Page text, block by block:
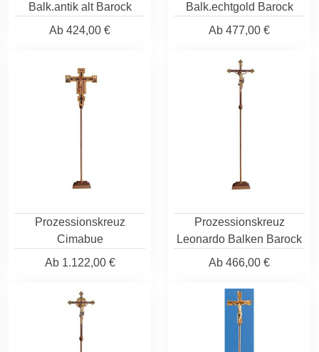
Balk.antik alt Barock
Ab 424,00 €
Balk.echtgold Barock
Ab 477,00 €
Prozessionskreuz
Cimabue
Ab1.122,00 €
Prozessionskreuz
Leonardo Balken Barock
Ab 466,00 €